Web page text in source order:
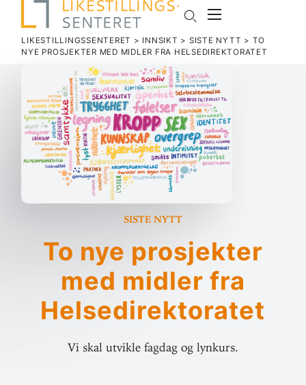
LIKESTILLINGSSENTERET > INNSIKT > SISTE NYTT > TO
NYE PRO­SJEKTER MED MIDLER FRA HELSEDIREKTORATET
Siste nytt
To nye pro­sjekter
med midler fra
Helsedirektoratet
Vi skal utvikle fagdag og lynkurs.